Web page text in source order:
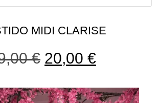
MIDI CLARISE
€ 20,00 €